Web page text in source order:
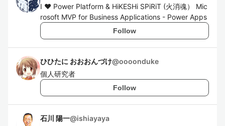
I ❤ Power Platform & HiKESHi SPiRiT (火消魂） Mic
rosoft MVP for Business Applications - Power Apps
Follow
ひひたに おおおんづけ@oooonduke
個人研究者
Follow
石川 陽一@ishiayaya